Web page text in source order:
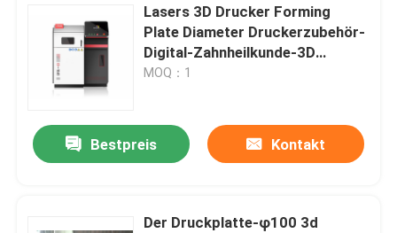
Lasers 3D Drucker Forming
Plate Diameter Druckerzubehör-
Digital-Zahnheilkunde-3D
150mm
MOQ：1
Bestpreis Kontakt
Der Druckplatte-φ100 3d